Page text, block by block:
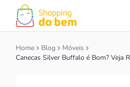
Home Blog
Móveis
Canecas Silver Buffalo é Bom? Veja